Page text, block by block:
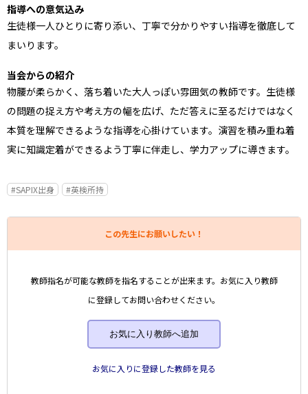
指導への意気込み
生徒様一人ひとりに寄り添い、丁寧で分かりやすい指導を徹底して
まいります。
当会からの紹介
物腰が柔らかく、落ち着いた大人っぽい雰囲気の教師です。生徒様
の問題の捉え方や考え方の幅を広げ、ただ答えに至るだけではなく
本質を理解できるような指導を心掛けています。演習を積み重ね着
実に知識定着ができるよう丁寧に伴走し、学力アップに導きます。
#SAPIX出身 #英検所持
この先生にお願いしたい！
教師指名が可能な教師を指名することが出来ます。お気に入り教師
に登録してお問い合わせください。
お気に入り教師へ追加
お気に入りに登録した教師を見る